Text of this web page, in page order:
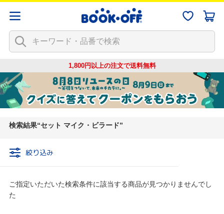
1,800円以上の注文で送料無料
検索結果 セット マイク・ビラード
絞り込み
ご指定いただいた検索条件に該当する商品が見つかりませんでし
た